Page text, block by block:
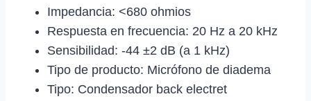
Impedancia: <680 ohmios
Respuesta en frecuencia: 20 Hz a 20 kHz
Sensibilidad: -44 ±2 dB (a 1 kHz)
Tipo de producto: Micrófono de diadema
Tipo: Condensador back electret